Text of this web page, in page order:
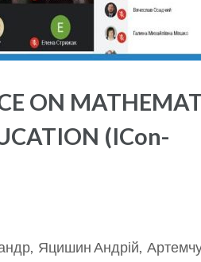
ON
(ICon-
Яцишин Андрій,